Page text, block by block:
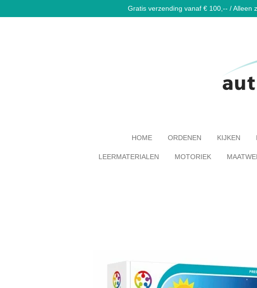
direct
Gratis verzending vanaf € 100,-- / Alleen
HOME ORDENEN KIJKEN
LEERMATERIALEN MOTORIEK